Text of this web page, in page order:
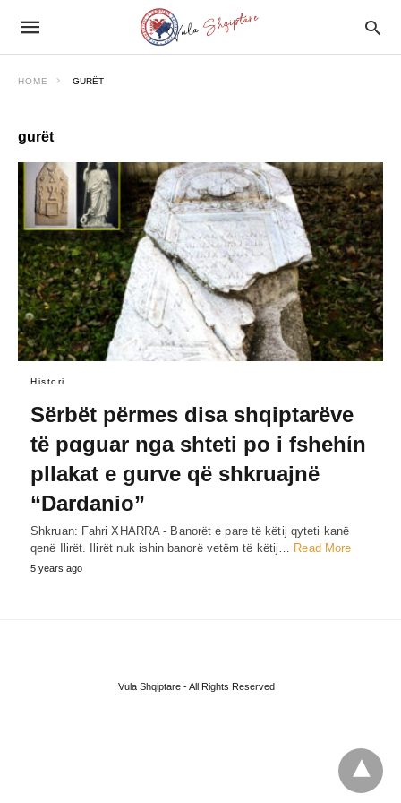
HOME GURËT
gurët
Histori
Sërbët përmes disa shqiptarëve
të pɑguar nga shteti po i fshehίn
pllakat e gurve që shkruajnë
“Dardanio”
Shkruan: Fahri XHARRA - Banorët e pare të këtij qyteti kanë
qenë Ilirët. Ilirët nuk ishin banorë vetëm të këtij… Read More
5 years ago
Vula Shqiptare - All Rights Reserved